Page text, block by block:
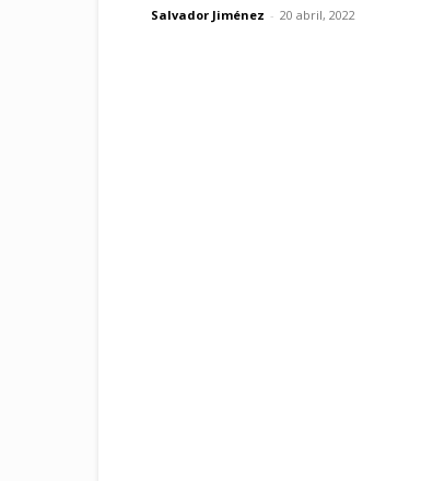
Salvador Jiménez - 20 abril, 2022